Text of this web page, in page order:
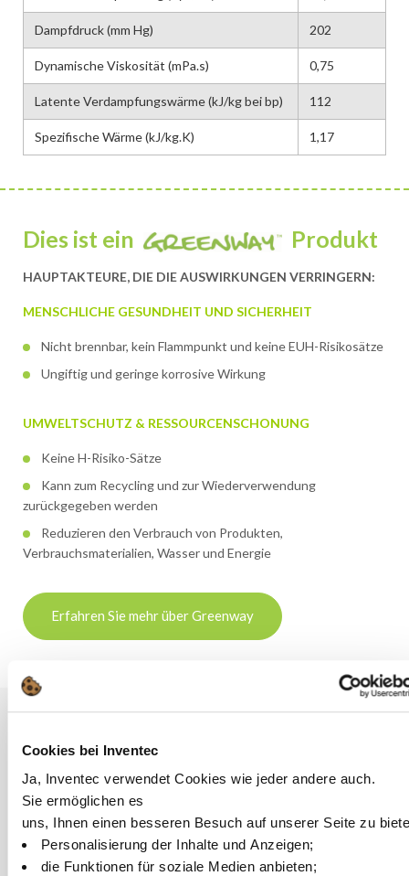
Cookies bei Inventec
Ja, Inventec verwendet Cookies wie jeder andere auch.
Sie ermöglichen es
uns, Ihnen einen besseren Besuch auf unserer Seite zu
Personalisierung der Inhalte und Anzeigen;
die Funktionen für soziale Medien anbieten;
Dampfdruck (mm Hg) 202
Dynamische Viskosität (mPa.s) 0,75
Latente Verdampfungswärme (kJ/kg bei bp) 112
Spezifische Wärme (kJ/kg.K) 1,17
Dies ist ein Produkt
HAUPTAKTEURE, DIE DIE AUSWIRKUNGEN VERRINGERN:
MENSCHLICHE GESUNDHEIT UND SICHERHEIT
Nicht brennbar, kein Flammpunkt und keine EUH-Risikosätze
Ungiftig und geringe korrosive Wirkung
UMWELTSCHUTZ & RESSOURCENSCHONUNG
Keine H-Risiko-Sätze
Kann zum Recycling und zur Wiederverwendung
zurückgegeben werden
Reduzieren den Verbrauch von Produkten,
Verbrauchsmaterialien, Wasser und Energie
Erfahren Sie mehr über Greenway
Vorteile
PERFORMANCE
Die sehr niedrige Oberflächenspannung ermöglicht